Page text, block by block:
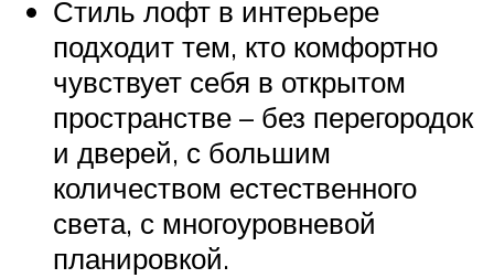
Стиль лофт в интерьере
подходит тем, кто комфортно
чувствует себя в открытом
пространстве – без перегородок
и дверей, с большим
количеством естественного
света, с многоуровневой
планировкой.